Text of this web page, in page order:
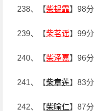
238、【柴韫霏】98分
239、【柴茗谣】99分
240、【柴泽嘉】96分
241、【柴章莲】83分
242、【柴喻仁】87分